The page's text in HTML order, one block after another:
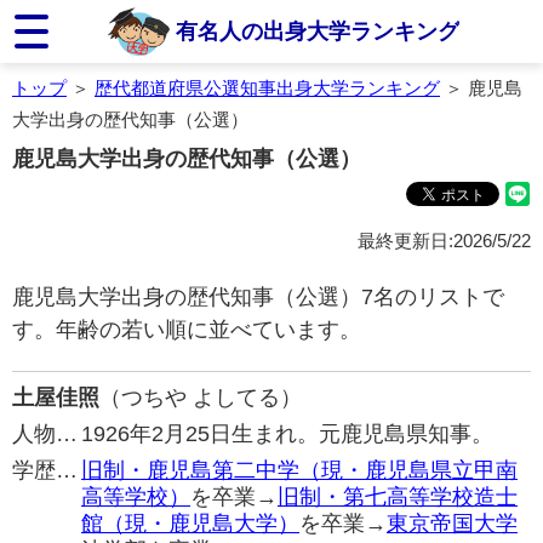
有名人の出身大学ランキング
トップ＞ 歴代都道府県公選知事出身大学ランキング ＞ 鹿児島
大学出身の歴代知事（公選）
鹿児島大学出身の歴代知事（公選）
最終更新日:2026/5/22
鹿児島大学出身の歴代知事（公選）7名のリストで
す。年齢の若い順に並べています。
土屋佳照 （つちや よしてる）
人物… 1926年2月25日生まれ。元鹿児島県知事。
学歴…
旧制・鹿児島第二中学（現・鹿児島県立甲南
高等学校） を卒業→ 旧制・第七高等学校造士
館（現・鹿児島大学） を卒業→東京帝国大学